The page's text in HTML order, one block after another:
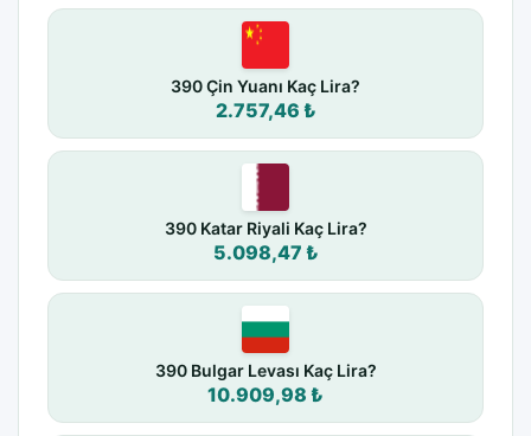
390 Çin Yuanı Kaç Lira?
2.757,46 ₺
390 Katar Riyali Kaç Lira?
5.098,47 ₺
390 Bulgar Levası Kaç Lira?
10.909,98 ₺